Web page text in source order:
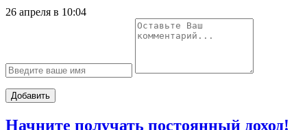
26 апреля в 10:04
Добавить
Начните получать постоянный доход!